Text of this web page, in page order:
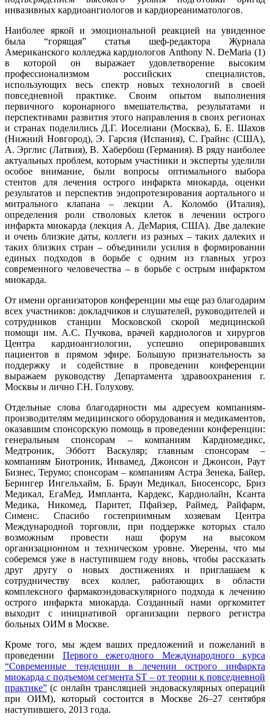
инвазивных кардиоангиологов и кардиореаниматологов.
Наиболее яркой и эмоциональной реакцией на увиденное
была “горящая” статья шеф-редактора Журнала
Американского колледжа кардиологов Anthony N. DeMaria (1)
в которой он выражает удовлетворение высоким
профессионализмом российских специалистов,
использующих весь спектр новых технологий в своей
повседневной практике. Своим опытом выполнения
первичного коронарного вмешательства, результатами и
перспективами развития этого направления в своих регионах
и странах поделились Д.Г. Иоселиани (Москва), Б. Е. Шахов
(Нижний Новгород), Э. Гарсия (Испания), С. Грайнс (США),
А. Эрглис (Латвия), В. Хабербош (Германия). В ряду наиболее
актуальных проблем, которым участники и эксперты уделили
особое внимание, были вопросы оптимального выбора
стентов для лечения острого инфаркта миокарда, оценки
результатов и перспектив эндопротезирования аортального и
митрального клапана – лекции А. Коломбо (Италия),
определения роли стволовых клеток в лечении острого
инфаркта миокарда (лекция А. ДеМария, США). Две далекие
и очень близкие даты, коллеги из разных – таких далеких и
таких близких стран – объединили усилия в формировании
единых подходов в борьбе с одним из главных угроз
современного человечества – в борьбе с острым инфарктом
миокарда.
От имени организаторов конференции мы еще раз благодарим
всех участников: докладчиков и слушателей, руководителей и
сотрудников станции Московской скорой медицинской
помощи им. А.С. Пучкова, врачей кардиологов и хирургов
Центра кардиоангиологии, успешно оперировавших
пациентов в прямом эфире. Большую признательность за
поддержку и содействие в проведении конференции
выражаем руководству Департамента здравоохранения г.
Москвы и лично Г.Н. Голухову.
Отдельные слова благодарности мы адресуем компаниям-
производителям медицинского оборудования и медикаментов,
оказавшим спонсорскую помощь в проведении конференции:
генеральным спонсорам – компаниям Кардиомедикс,
Медтроник, Эбботт Васкуляр; главным спонсорам –
компаниям Биотроник, Инвамед, Джонсон и Джонсон, Раут
Бизнес, Терумо; спонсорам – компаниям Астра Зенека, Байер,
Берингер Ингельхайм, Б. Браун Медикал, Биосенсорс, Бриз
Медикал, ЕгаМед, Импланта, Кардекс, Кардиолайн, Ксанта
Медика, Никомед, Паритет, Пфайзер, Раймед, Райфарм,
Сименс. Спасибо гостеприимным хозяевам Центра
Международной торговли, при поддержке которых стало
возможным провести наш форум на высоком
организационном и техническом уровне. Уверены, что мы
соберемся уже в наступившем году вновь, чтобы рассказать
друг другу о новых достижениях и приглашаем к
сотрудничеству всех коллег, работающих в области
комплексного фармакоэндоваскулярного подхода к лечению
острого инфаркта миокарда. Созданный нами оргкомитет
выходит с инициативой организации первого регистра
больных ОИМ в Москве.
Кроме того, мы ждем ваших предложений и пожеланий в
проведении Первого ежегодного Международного курса
“Современные тенденции в лечении острого инфаркта
миокарда с подъемом сегмента ST – от теории к повседневной
практике” (с онлайн трансляцией эндоваскулярных операций
при ОИМ), который состоится в Москве 26–27 сентября
наступившего, 2013 года.